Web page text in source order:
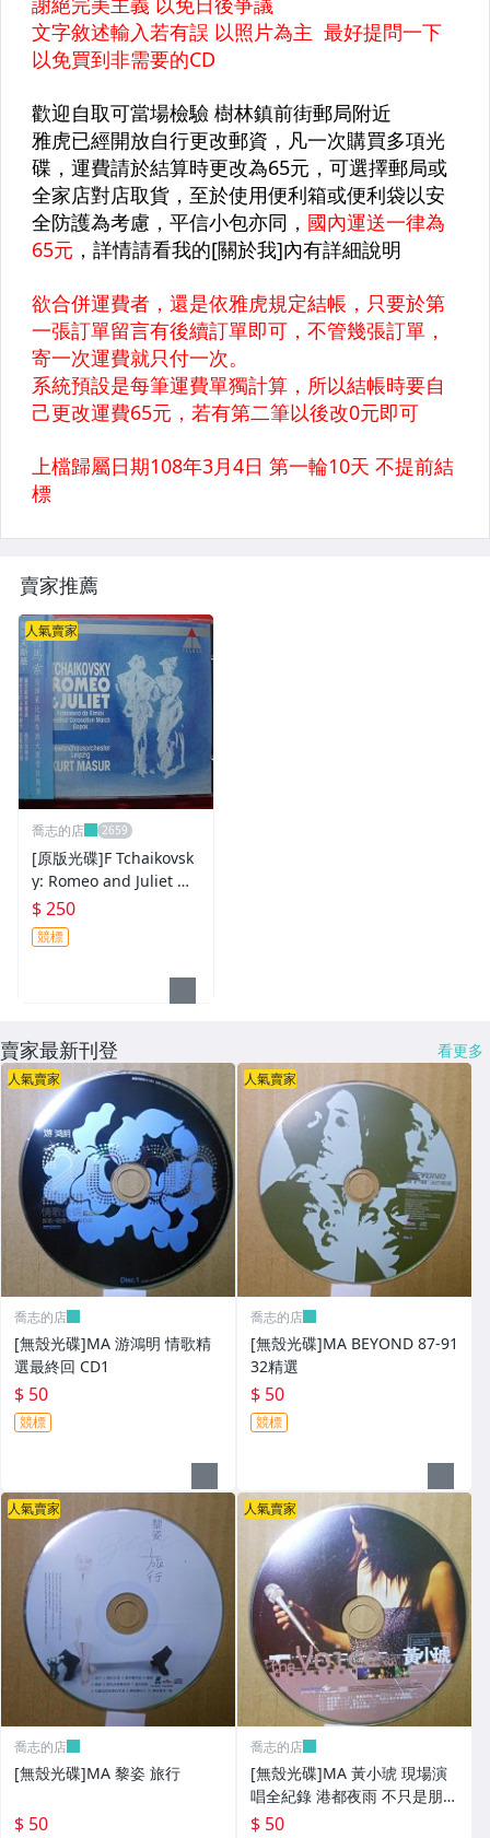
賣家推薦
人氣賣家
喬志的店
[原版光碟]F Tchaikovsk
y: Romeo and Juliet M
ADE IN GERMANY
$ 250
競標
賣家最新刊登 看更多
人氣賣家
喬志的店
[無殼光碟]MA 游鴻明 情歌精
選最終回 CD1
$ 50
競標
人氣賣家
喬志的店
[無殼光碟]MA BEYOND 87-91
32精選
$ 50
競標
人氣賣家
喬志的店
[無殼光碟]MA 黎姿 旅行
$ 50
人氣賣家
喬志的店
[無殼光碟]MA 黃小琥 現場演
唱全紀錄 港都夜雨 不只是朋友
我要我們在一起
$ 50